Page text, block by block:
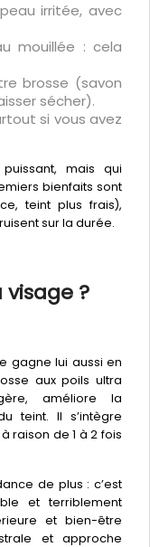
irritée, avec
mouillée : cela
brosse (savon
sécher).
si vous avez
mais qui
bienfaits sont
teint plus frais),
sur la durée.
?
gagne lui aussi en
aux poils ultra
améliore la
teint. Il s’intègre
raison de 1 à 2 fois
de plus : c’est
et terriblement
et bien-être
et approche